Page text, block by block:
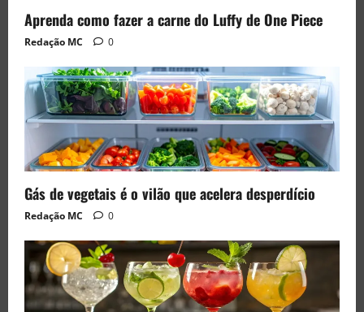
Aprenda como fazer a carne do Luffy de One Piece
Redação MC 0
Gás de vegetais é o vilão que acelera desperdício
Redação MC 0